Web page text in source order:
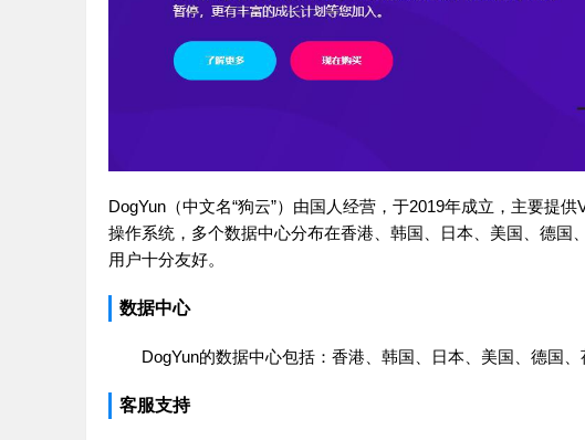
DogYun（中文名“狗云”）由国人经营，于2019年成立，主要提
操作系统，多个数据中心分布在香港、韩国、日本、美国、德
用户十分友好。
数据中心
DogYun的数据中心包括：香港、韩国、日本、美国、德国、
客服支持